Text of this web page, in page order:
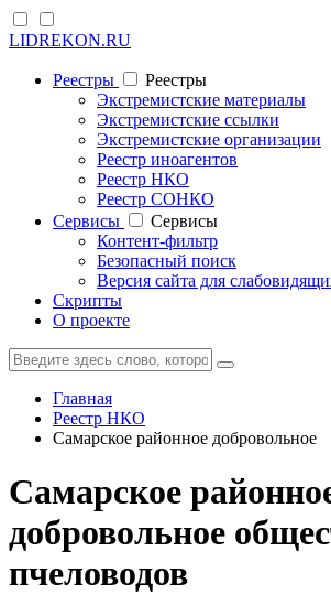
LIDREKON.RU
Реестры
Реестры
Экстремистские материалы
Экстремистские ссылки
Экстремистские организации
Реестр иноагентов
Реестр НКО
Реестр СОНКО
Cервисы
Cервисы
Контент-фильтр
Безопасный поиск
Версия сайта для
Скрипты
О проекте
Главная
Реестр НКО
Самарское районное добровольное
Самарское
добровольное
пчеловодов